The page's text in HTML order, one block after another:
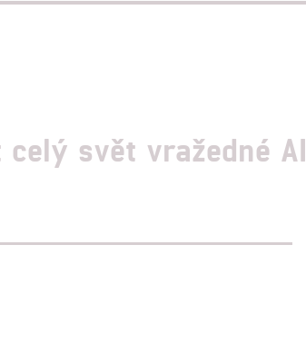
celý svět vražedné AI